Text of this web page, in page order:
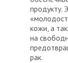
продукту.
кожи, а
на
рак.